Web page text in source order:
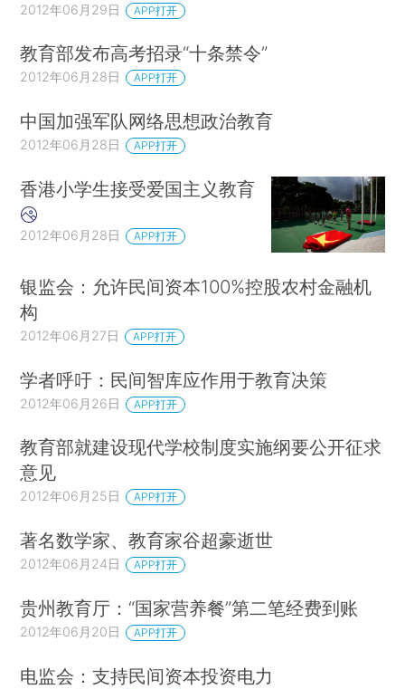
2012年06月29日 APP打开
教育部发布高考招录“十条禁令”
2012年06月28日 APP打开
中国加强军队网络思想政治教育
2012年06月28日 APP打开
香港小学生接受爱国主义教育
2012年06月28日 APP打开
银监会：允许民间资本100%控股农村金融机
构
2012年06月27日 APP打开
学者呼吁：民间智库应作用于教育决策
2012年06月26日 APP打开
教育部就建设现代学校制度实施纲要公开征求
意见
2012年06月25日 APP打开
著名数学家、教育家谷超豪逝世
2012年06月24日 APP打开
贵州教育厅：“国家营养餐”第二笔经费到账
2012年06月20日 APP打开
电监会：支持民间资本投资电力